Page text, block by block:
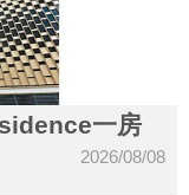
一房
2026/08/08